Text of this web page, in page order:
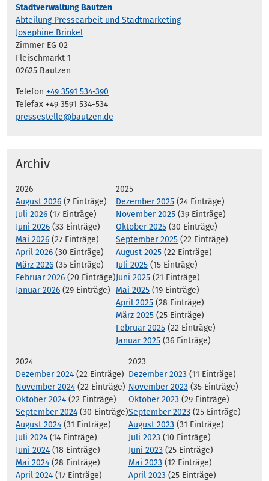
Stadtverwaltung Bautzen
Abteilung Pressearbeit und Stadtmarketing
Josephine Brinkel
Zimmer EG 02
Fleischmarkt 1
02625 Bautzen
Telefon +49 3591 534-390
Telefax +49 3591 534-534
pressestelle@bautzen.de
Archiv
2026
August 2026 (7 Einträge)
Juli 2026 (17 Einträge)
Juni 2026 (33 Einträge)
Mai 2026 (27 Einträge)
April 2026 (30 Einträge)
März 2026 (35 Einträge)
Februar 2026 (20 Einträge)
Januar 2026 (29 Einträge)
2025
Dezember 2025 (24 Einträge)
November 2025 (39 Einträge)
Oktober 2025 (30 Einträge)
September 2025 (22 Einträge)
August 2025 (22 Einträge)
Juli 2025 (15 Einträge)
Juni 2025 (21 Einträge)
Mai 2025 (19 Einträge)
April 2025 (28 Einträge)
März 2025 (25 Einträge)
Februar 2025 (22 Einträge)
Januar 2025 (36 Einträge)
2024
Dezember 2024 (22 Einträge)
November 2024 (22 Einträge)
Oktober 2024 (22 Einträge)
September 2024 (30 Einträge)
August 2024 (31 Einträge)
Juli 2024 (14 Einträge)
Juni 2024 (18 Einträge)
Mai 2024 (28 Einträge)
April 2024 (17 Einträge)
2023
Dezember 2023 (11 Einträge)
November 2023 (35 Einträge)
Oktober 2023 (29 Einträge)
September 2023 (25 Einträge)
August 2023 (31 Einträge)
Juli 2023 (10 Einträge)
Juni 2023 (25 Einträge)
Mai 2023 (12 Einträge)
April 2023 (25 Einträge)